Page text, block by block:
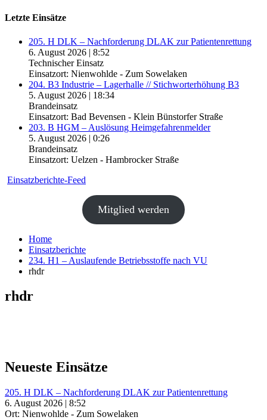
Letzte Einsätze
205. H DLK – Nachforderung DLAK zur Patientenrettung
6. August 2026 | 8:52
Technischer Einsatz
Einsatzort: Nienwohlde - Zum Sowelaken
204. B3 Industrie – Lagerhalle // Stichworterhöhung B3
5. August 2026 | 18:34
Brandeinsatz
Einsatzort: Bad Bevensen - Klein Bünstorfer Straße
203. B HGM – Auslösung Heimgefahrenmelder
5. August 2026 | 0:26
Brandeinsatz
Einsatzort: Uelzen - Hambrocker Straße
Einsatzberichte-Feed
Mitglied werden
Home
Einsatzberichte
234. H1 – Auslaufende Betriebsstoffe nach VU
rhdr
rhdr
Neueste Einsätze
205. H DLK – Nachforderung DLAK zur Patientenrettung
6. August 2026 | 8:52
Ort: Nienwohlde - Zum Sowelaken